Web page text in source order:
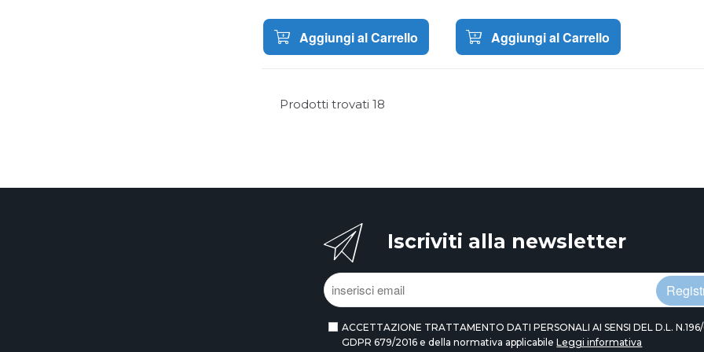
Aggiungi al Carrello Aggiungi al Carrello
Prodotti trovati18
Iscriviti alla newsletter
ACCETTAZIONE TRATTAMENTO DATI PERSONALI AI SENSI DEL D.L.
GDPR 679/2016 e della normativa applicabileLeggi informativa